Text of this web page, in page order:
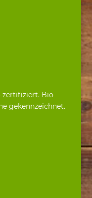
zertifiziert. Bio
gekennzeichnet.